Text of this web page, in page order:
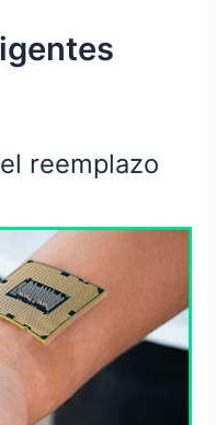
reemplazo